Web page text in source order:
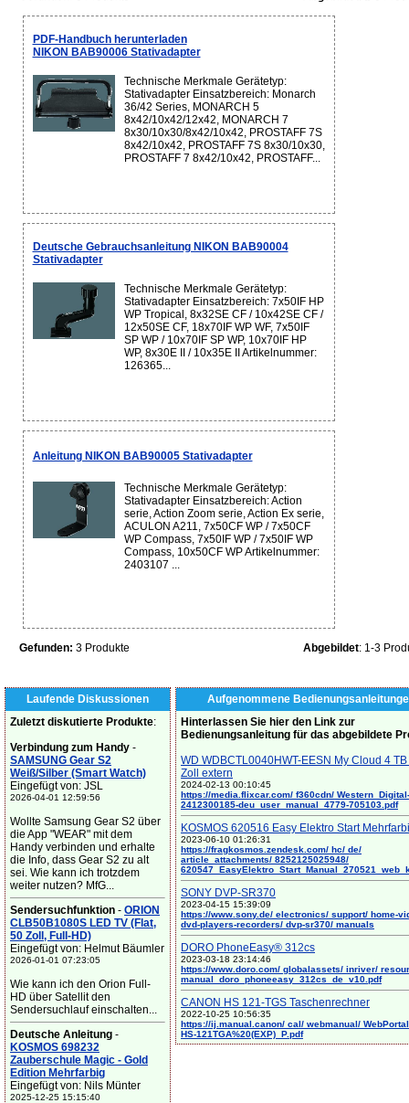
PDF-Handbuch herunterladen
NIKON BAB90006 Stativadapter
Technische Merkmale Gerätetyp:
Stativadapter Einsatzbereich: Monarch
36/42 Series, MONARCH 5
8x42/10x42/12x42, MONARCH 7
8x30/10x30/8x42/10x42, PROSTAFF 7S
8x42/10x42, PROSTAFF 7S 8x30/10x30,
PROSTAFF 7 8x42/10x42, PROSTAFF...
Deutsche Gebrauchsanleitung NIKON BAB90004
Stativadapter
Technische Merkmale Gerätetyp:
Stativadapter Einsatzbereich: 7x50IF HP
WP Tropical, 8x32SE CF / 10x42SE CF /
12x50SE CF, 18x70IF WP WF, 7x50IF
SP WP / 10x70IF SP WP, 10x70IF HP
WP, 8x30E II / 10x35E II Artikelnummer:
126365...
Anleitung NIKON BAB90005 Stativadapter
Technische Merkmale Gerätetyp:
Stativadapter Einsatzbereich: Action
serie, Action Zoom serie, Action Ex serie,
ACULON A211, 7x50CF WP / 7x50CF
WP Compass, 7x50IF WP / 7x50IF WP
Compass, 10x50CF WP Artikelnummer:
2403107 ...
Gefunden: 3 Produkte Abgebildet: 1-3
Laufende Diskussionen
Zuletzt diskutierte Produkte:
Verbindung zum Handy -
SAMSUNG Gear S2
Weiß/Silber (Smart Watch)
Eingefügt von: JSL
2026-04-01 12:59:56
Wollte Samsung Gear S2 über
die App "WEAR" mit dem
Handy verbinden und erhalte
die Info, dass Gear S2 zu alt
sei. Wie kann ich trotzdem
weiter nutzen? MfG...
Sendersuchfunktion - ORION
CLB50B1080S LED TV (Flat,
50 Zoll, Full-HD)
Eingefügt von: Helmut Bäumler
2026-01-01 07:23:05
Wie kann ich den Orion Full-
HD über Satellit den
Sendersuchlauf einschalten...
Deutsche Anleitung -
KOSMOS 698232
Zauberschule Magic - Gold
Edition Mehrfarbig
Eingefügt von: Nils Münter
2025-12-25 15:15:40
Aufgenommene
Hinterlassen Sie hier den Link zur
Bedienungsanleitung für das abgebildete
WD WDBCTL0040HWT-EESN My Cloud 4
Zoll extern
2024-02-13 00:10:45
https://media.flixcar.com/ f360cdn/ Western_Digital-
2412300185-deu_user_manual_4779-705103.pdf
KOSMOS 620516 Easy Elektro Start
2023-06-10 01:26:31
https://fragkosmos.zendesk.com/ hc/ de/
article_attachments/ 8252125025948/
SONY DVP-SR370
2023-04-15 15:39:09
https://www.sony.de/ electronics/ support/ home-
dvd-players-recorders/ dvp-sr370/ manuals
DORO PhoneEasy® 312cs
2023-03-18 23:14:46
https://www.doro.com/ globalassets/ inriver/
manual_doro_phoneeasy_312cs_de_v10.pdf
CANON HS 121-TGS Taschenrechner
2022-10-25 10:56:35
https://ij.manual.canon/ cal/ webmanual/
HS-121TGA%20(EXP)_P.pdf